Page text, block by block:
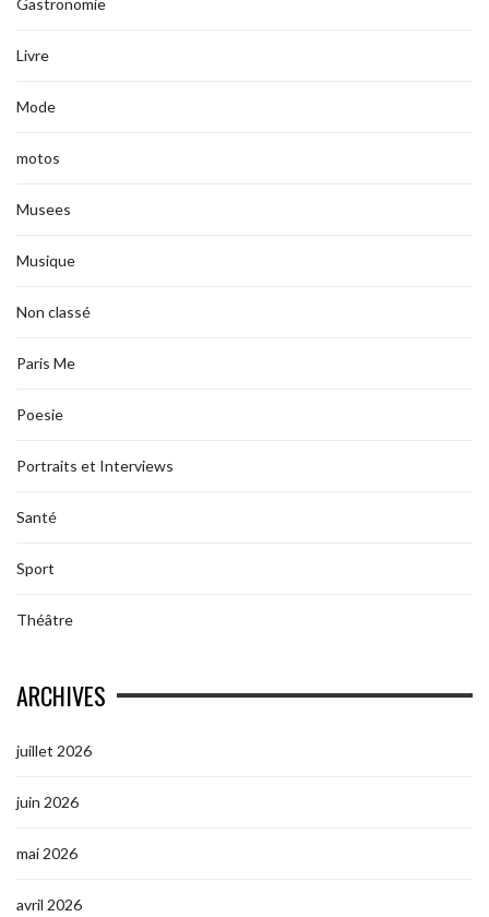
Livre
Mode
motos
Musees
Musique
Non classé
Paris Me
Poesie
Portraits et Interviews
Santé
Sport
Théâtre
ARCHIVES
juillet 2026
juin 2026
mai 2026
avril 2026